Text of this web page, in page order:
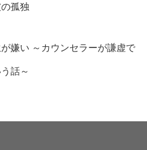
孤独
嫌い ～カウンセラーが謙虚で
話～